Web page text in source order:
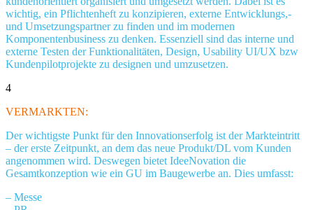
wichtig, ein Pflichtenheft zu konzipieren, externe Entwicklungs,-
und Umsetzungspartner zu finden und im modernen
Komponentenbusiness zu denken. Essenziell sind das interne und
externe Testen der Funktionalitäten, Design, Usability UI/UX bzw
Kundenpilotprojekte zu designen und umzusetzen.
4
VERMARKTEN:
Der wichtigste Punkt für den Innovationserfolg ist der Markteintritt
– der erste Zeitpunkt, an dem das neue Produkt/DL vom Kunden
angenommen wird. Deswegen bietet IdeeNovation die
Gesamtkonzeption wie ein GU im Baugewerbe an. Dies umfasst:
– Messe